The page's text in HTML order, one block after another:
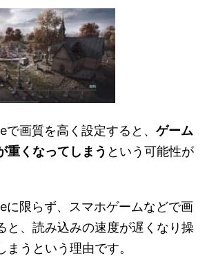
画質を高く設定すると、 ゲーム
重くなってしまう という可能性が
に限らず、スマホゲームなどで画
と、読み込みの速度が遅くなり操
うという理由です。